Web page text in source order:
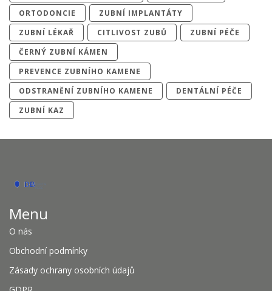
ORTODONCIE
ZUBNÍ IMPLANTÁTY
ZUBNÍ LÉKAŘ
CITLIVOST ZUBŮ
ZUBNÍ PÉČE
ČERNÝ ZUBNÍ KÁMEN
PREVENCE ZUBNÍHO KAMENE
ODSTRANĚNÍ ZUBNÍHO KAMENE
DENTÁLNÍ PÉČE
ZUBNÍ KAZ
Menu
O nás
Obchodní podmínky
Zásady ochrany osobních údajů